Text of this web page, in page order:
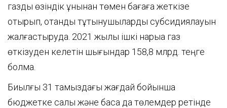
газды өзіндік құнынан төмен бағаға жеткізе
отырып, отандық тұтынушыларды субсидиялауын
жалғастыруда. 2021 жылы ішкі нарыққа газ
өткізуден келетін шығындар 158,8 млрд. теңге
болмақ.
Биылғы 31 тамыздағы жағдай бойынша
бюджетке салық және басқа да төлемдер ретінде